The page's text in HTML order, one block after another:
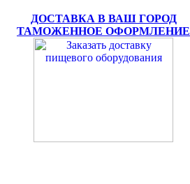
ДОСТАВКА В ВАШ ГОРОД
ТАМОЖЕННОЕ ОФОРМЛЕНИЕ